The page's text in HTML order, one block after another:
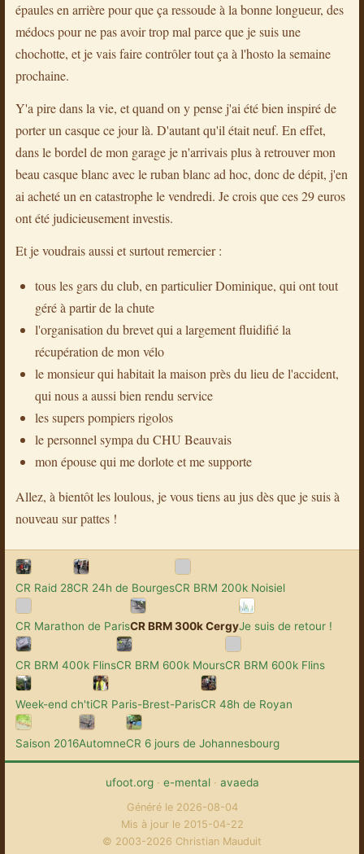
épaules en arrière pour que ça ressoude à la bonne longueur, des
médocs pour ne pas avoir trop mal parce que je suis une
chochotte, et je vais faire contrôler tout ça à l'hosto la semaine
prochaine.
Y'a pire dans la vie, et quand on y pense j'ai été bien inspiré de
porter un casque ce jour là. D'autant qu'il était neuf. En effet,
dans le bordel de mon garage je n'arrivais plus à retrouver mon
beau casque blanc avec le ruban blanc ad hoc, donc de dépit, j'en
ai acheté un en catastrophe le vendredi. Je crois que ces 29 euros
ont été judicieusement investis.
Et je voudrais aussi et surtout remercier :
tous les gars du club, en particulier Dominique, qui ont tout
géré à partir de la chute
l'organisation du brevet qui a largement fluidifié la
récupération de mon vélo
le monsieur qui habitait la maison près du lieu de l'accident,
qui nous a aussi bien rendu service
les supers pompiers rigolos
le personnel sympa du CHU Beauvais
mon épouse qui me dorlote et me supporte
Allez, à bientôt les loulous, je vous tiens au jus dès que je suis à
nouveau sur pattes !
CR Raid 28CR 24h de BourgesCR BRM 200k Noisiel
CR Marathon de ParisCR BRM 300k CergyJe suis de retour !
CR BRM 400k FlinsCR BRM 600k MoursCR BRM 600k Flins
Week-end ch'tiCR Paris-Brest-ParisCR 48h de Royan
Saison 2016AutomneCR 6 jours de Johannesbourg
ufoot.org· e-mental· avaeda
Généré le 2026-08-04
Mis à jour le 2015-04-22
© 2003-2026 Christian Mauduit